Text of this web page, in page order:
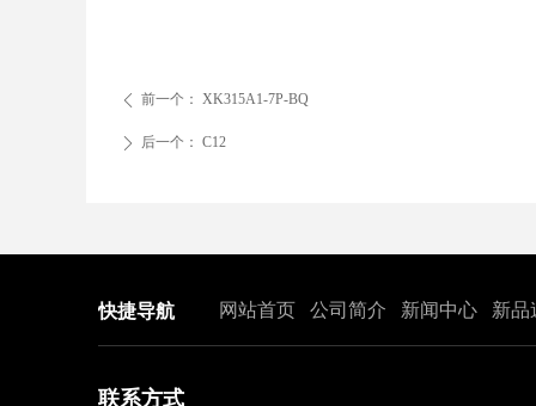
ꄴ 前一个： XK315A1-7P-BQ
ꄲ 后一个： C12
快捷导航 网站首页 公司简介 新闻中心 新品
联系方式